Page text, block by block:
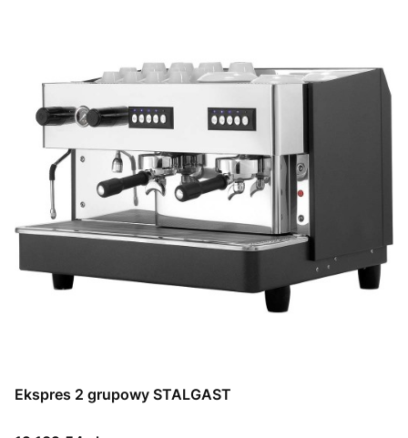
Ekspres 2 grupowy STALGAST